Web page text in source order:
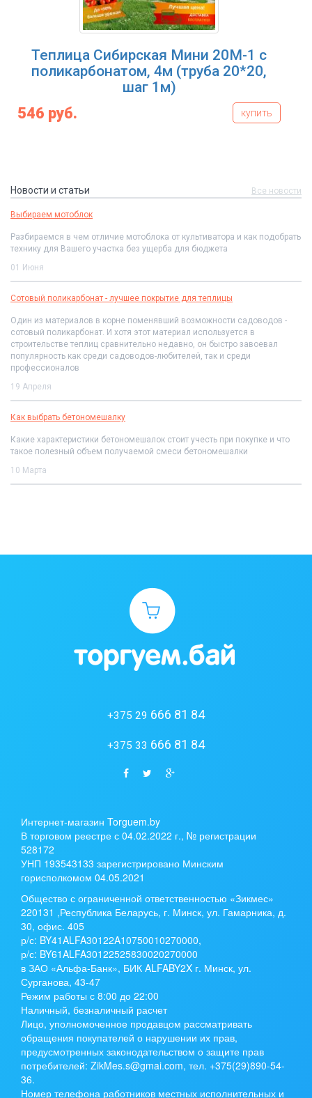
Теплица Сибирская Мини 20М-1 с
поликарбонатом, 4м (труба 20*20,
шаг 1м)
546 руб. купить
Новости и статьи Все новости
Выбираем мотоблок
Разбираемся в чем отличие мотоблока от культиватора и как подобрать
технику для Вашего участка без ущерба для бюджета
01 Июня
Сотовый поликарбонат - лучшее покрытие для теплицы
Один из материалов в корне поменявший возможности садоводов -
сотовый поликарбонат. И хотя этот материал используется в
строительстве теплиц сравнительно недавно, он быстро завоевал
популярность как среди садоводов-любителей, так и среди
профессионалов
19 Апреля
Как выбрать бетономешалку
Какие характеристики бетономешалок стоит учесть при покупке и что
такое полезный объем получаемой смеси бетономешалки
10 Марта
+375 29 666 81 84
+375 33 666 81 84
Интернет-магазин Torguem.by
В торговом реестре с 04.02.2022 г., № регистрации
528172
УНП 193543133 зарегистрировано Минским
горисполкомом 04.05.2021
Общество с ограниченной ответственностью «Зикмес»
220131 ,Республика Беларусь, г. Минск, ул. Гамарника, д.
30, офис. 405
р/с: BY41ALFA30122A10750010270000,
р/с: BY61ALFA30122525830020270000
в ЗАО «Альфа-Банк», БИК ALFABY2X г. Минск, ул.
Сурганова, 43-47
Режим работы с 8:00 до 22:00
Наличный, безналичный расчет
Лицо, уполномоченное продавцом рассматривать
обращения покупателей о нарушении их прав,
предусмотренных законодательством о защите прав
потребителей: ZikMes.s@gmai.com, тел. +375(29)890-54-
36.
Номер телефона работников местных исполнительных и